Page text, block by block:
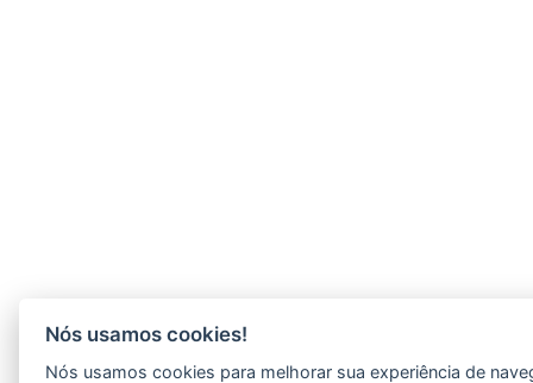
Nós usamos cookies!
Nós usamos cookies para melhorar sua experiência de